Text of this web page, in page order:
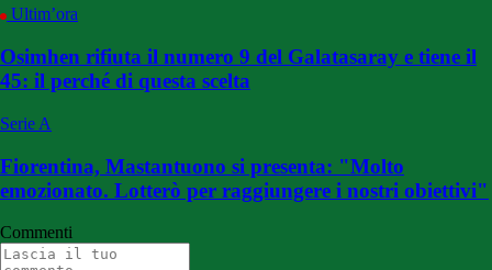
Ultim’ora
Osimhen rifiuta il numero 9 del Galatasaray e tiene il
45: il perché di questa scelta
Serie A
Fiorentina, Mastantuono si presenta: "Molto
emozionato. Lotterò per raggiungere i nostri obiettivi"
Commenti